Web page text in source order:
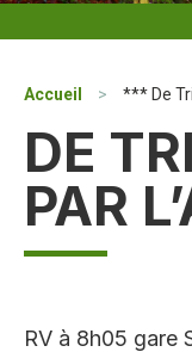
Accueil > *** De
DE
PAR
RV à 8h05 gare